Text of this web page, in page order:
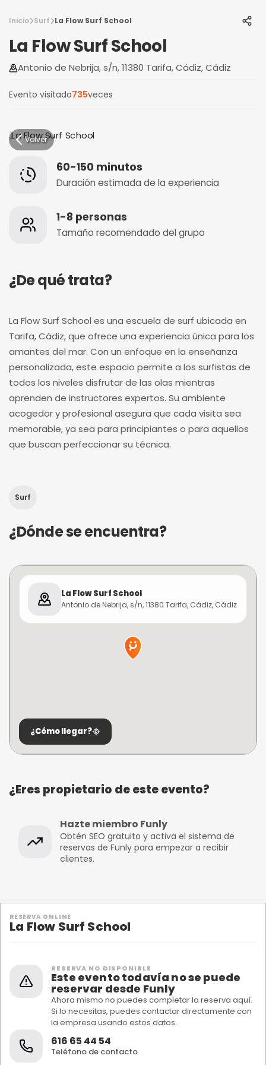
Inicio Surf La Flow Surf School
La Flow Surf School
Antonio de Nebrija, s/n, 11380 Tarifa, Cádiz, Cádiz
Evento visitado735veces
Volver
60-150 minutos
Duración estimada de la experiencia
1-8 personas
Tamaño recomendado del grupo
¿De qué trata?
La Flow Surf School es una escuela de surf ubicada en
Tarifa, Cádiz, que ofrece una experiencia única para los
amantes del mar. Con un enfoque en la enseñanza
personalizada, este espacio permite a los surfistas de
todos los niveles disfrutar de las olas mientras
aprenden de instructores expertos. Su ambiente
acogedor y profesional asegura que cada visita sea
memorable, ya sea para principiantes o para aquellos
que buscan perfeccionar su técnica.
Surf
¿Dónde se encuentra?
La Flow Surf School
Antonio de Nebrija, s/n, 11380 Tarifa, Cádiz, Cádiz
¿Cómo llegar?
¿Eres propietario de este evento?
Hazte miembro Funly
Obtén SEO gratuito y activa el sistema de
reservas de Funly para empezar a recibir
clientes.
RESERVA ONLINE
La Flow Surf School
RESERVA NO DISPONIBLE
Este evento todavía no se puede
reservar desde Funly
Ahora mismo no puedes completar la reserva aquí.
Si lo necesitas, puedes contactar directamente con
la empresa usando estos datos.
616 65 44 54
Teléfono de contacto